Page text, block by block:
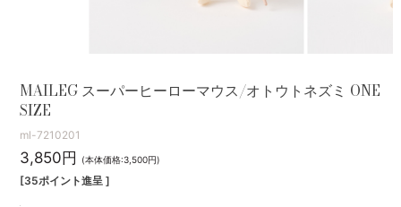
MAILEG スーパーヒーローマウス/オトウトネズミ ONE
SIZE
ml-7210201
3,850円 (本体価格:3,500円)
[35ポイント進呈 ]